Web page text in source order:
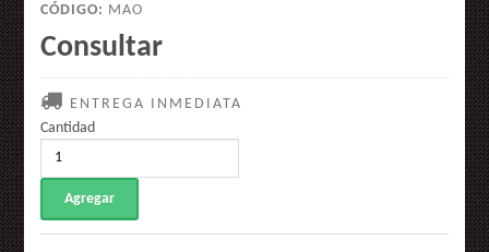
CÓDIGO: MAO
Consultar
ENTREGA INMEDIATA
Cantidad